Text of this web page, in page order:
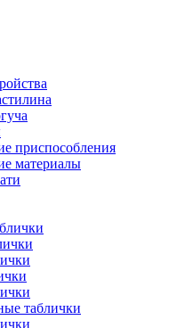
приспособления
материалы
таблички